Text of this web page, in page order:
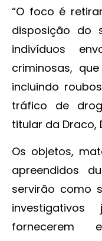
“O foco é
disposição do
indivíduos
criminosas,
incluindo
tráfico de
titular da Draco,
Os objetos,
apreendidos
servirão como
fornecerem